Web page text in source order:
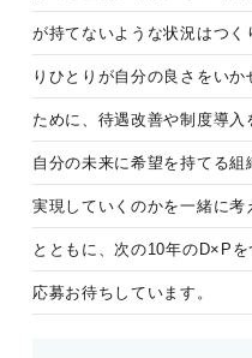
が持てないような状況はつく
りひとりが自分の良さをい
ために、待遇改善や制度導
自分の未来に希望を持てる
実現していくのかを一緒に
とともに、次の10年のD×P
応募お待ちしています。